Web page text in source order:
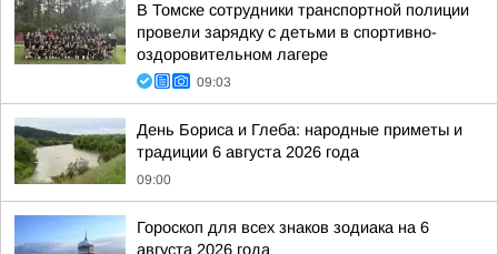
В Томске сотрудники транспортной полиции
провели зарядку с детьми в спортивно-
оздоровительном лагере
09:03
День Бориса и Глеба: народные приметы и
традиции 6 августа 2026 года
09:00
Гороскоп для всех знаков зодиака на 6
августа 2026 года